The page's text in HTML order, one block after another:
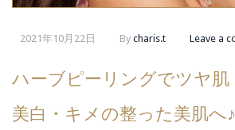
2021年10月22日 By charis.t Leave a
ハーブピーリングでツヤ肌
美白・キメの整った美肌へ